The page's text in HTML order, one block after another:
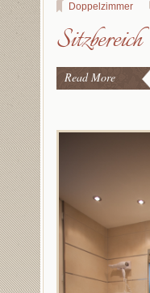
Doppelzimmer
Sitzbereich
Read More